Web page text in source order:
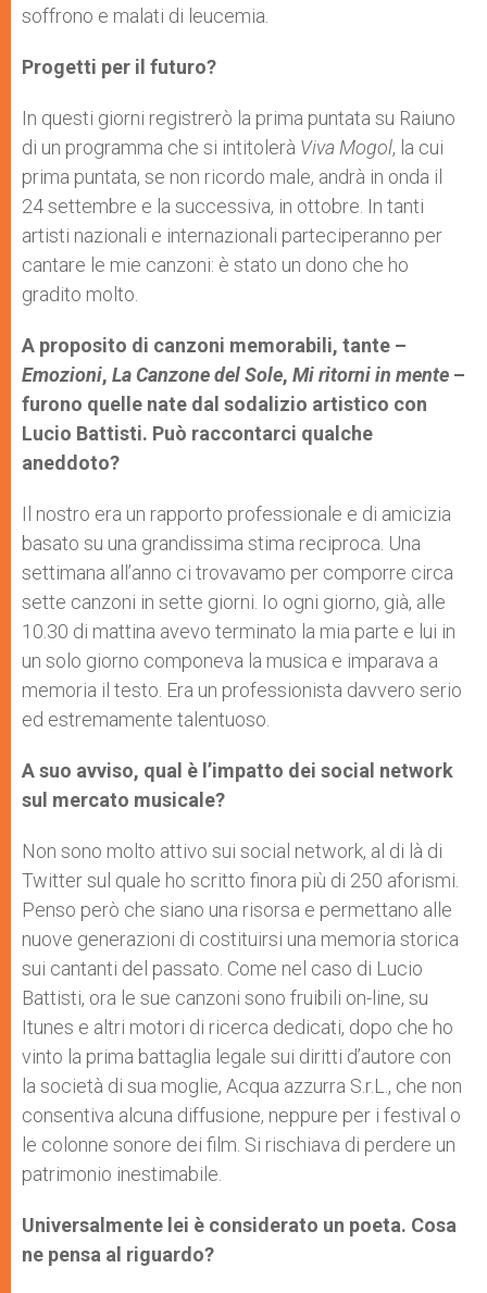
soffrono e malati di leucemia.
Progetti per il futuro?
In questi giorni registrerò la prima puntata su Raiuno
di un programma che si intitolerà Viva Mogol, la cui
prima puntata, se non ricordo male, andrà in onda il
24 settembre e la successiva, in ottobre. In tanti
artisti nazionali e internazionali parteciperanno per
cantare le mie canzoni: è stato un dono che ho
gradito molto.
A proposito di canzoni memorabili, tante –
Emozioni, La Canzone del Sole, Mi ritorni in mente –
furono quelle nate dal sodalizio artistico con
Lucio Battisti. Può raccontarci qualche
aneddoto?
Il nostro era un rapporto professionale e di amicizia
basato su una grandissima stima reciproca. Una
settimana all’anno ci trovavamo per comporre circa
sette canzoni in sette giorni. Io ogni giorno, già, alle
10.30 di mattina avevo terminato la mia parte e lui in
un solo giorno componeva la musica e imparava a
memoria il testo. Era un professionista davvero serio
ed estremamente talentuoso.
A suo avviso, qual è l’impatto dei social network
sul mercato musicale?
Non sono molto attivo sui social network, al di là di
Twitter sul quale ho scritto finora più di 250 aforismi.
Penso però che siano una risorsa e permettano alle
nuove generazioni di costituirsi una memoria storica
sui cantanti del passato. Come nel caso di Lucio
Battisti, ora le sue canzoni sono fruibili on-line, su
Itunes e altri motori di ricerca dedicati, dopo che ho
vinto la prima battaglia legale sui diritti d’autore con
la società di sua moglie, Acqua azzurra S.r.L., che non
consentiva alcuna diffusione, neppure per i festival o
le colonne sonore dei film. Si rischiava di perdere un
patrimonio inestimabile.
Universalmente lei è considerato un poeta. Cosa
ne pensa al riguardo?